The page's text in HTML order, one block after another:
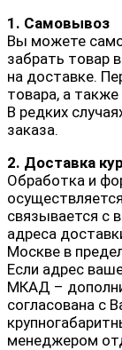
1. Самовывоз
Вы можете
забрать товар
на доставке.
товара, а
В редких
заказа.
2. Доставка
Обработка и
связывается с
адреса
Москве в
Если адрес
МКАД –
согласована с
менеджером